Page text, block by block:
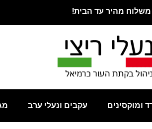
משלוח מהיר עד הבית!
ומוקסינים עקבים ונעלי ערב